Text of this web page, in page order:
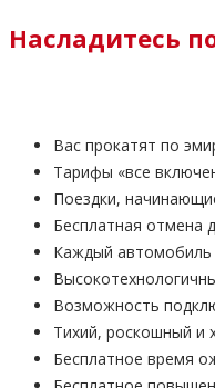
Насладитесь
Вас прокатят по
Тарифы «все
Поездки,
Бесплатная отмена
Каждый автомобиль
Возможность
Тихий, роскошный и
Бесплатное время